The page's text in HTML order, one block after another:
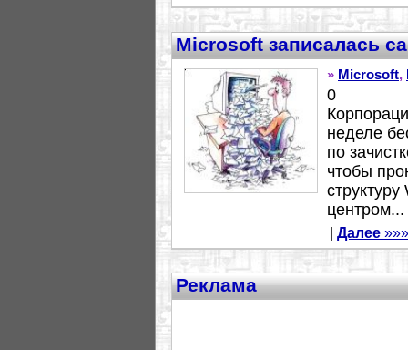
Microsoft записалась
» Microsoft,
0
неделе
по
чтобы
центром...
Далее »»»
Реклама